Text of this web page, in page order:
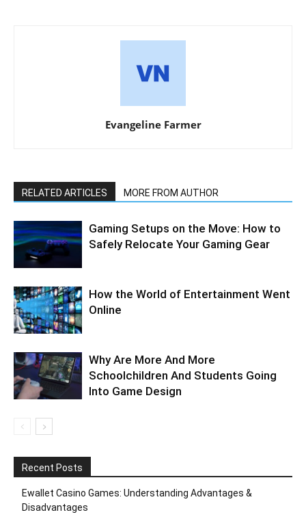
Evangeline Farmer
RELATED ARTICLES MORE FROM AUTHOR
Gaming Setups on the Move: How to
Safely Relocate Your Gaming Gear
How the World of Entertainment Went
Online
Why Are More And More
Schoolchildren And Students Going
Into Game Design
Recent Posts
Ewallet Casino Games: Understanding Advantages &
Disadvantages